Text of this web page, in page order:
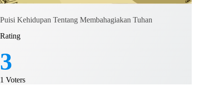
Puisi Kehidupan Tentang Membahagiakan Tuhan
Rating
3
1 Voters